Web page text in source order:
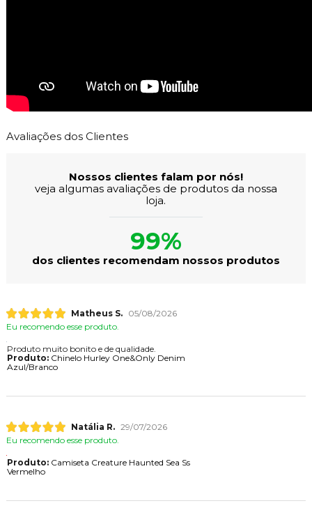
Avaliações dos Clientes
Nossos clientes falam por nós!
veja algumas avaliações de produtos da nossa
loja.
99%
dos clientes recomendam nossos produtos
Matheus S.
05/08/2026
Eu recomendo esse produto.
Produto muito bonito e de qualidade.
Produto:Chinelo Hurley One&Only Denim
Azul/Branco
Natália R. 29/07/2026
Eu recomendo esse produto.
Produto:Camiseta Creature Haunted Sea Ss
Vermelho